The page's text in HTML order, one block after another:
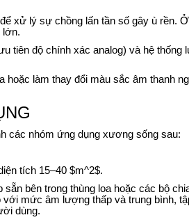
xử lý sự chồng lấn tần số gây ù rền.
lớn.
tiên độ chính xác analog) và hệ thống
hoặc làm thay đổi màu sắc âm thanh
các nhóm ứng dụng xương sống sau:
tích 15–40 $m^2$.
bên trong thùng loa hoặc các bộ
mức âm lượng thấp và trung bình,
dùng.